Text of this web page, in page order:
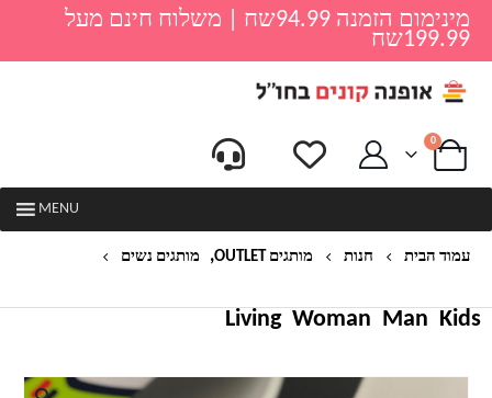
מינימום הזמנה 94.99שח | משלוח חינם מעל
199.99שח
0
MENU
עמוד הבית חנות מותגים OUTLET , מותגים נשים
Kids
Man
Woman
Living